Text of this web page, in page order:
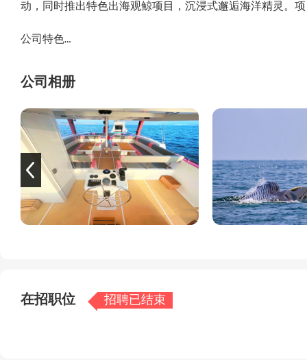
动，同时推出特色出海观鲸项目，沉浸式邂逅海洋精灵。
公司特色
出海观鲸也专为亲子群体优化体验，让家长孩子一同感受
优质的地理位置：坐落于涠洲岛，坐拥绝美海景、清澈海
时更能饱览海岛旖旎风光，沉浸式享受海洋之旅。
专业的服务团队：配备专业教练与工作人员，为浮潜、帆
员陪同讲解，普及海洋知识，保障游玩安全与舒适，让游
公司相册
在招职位 招聘已结束